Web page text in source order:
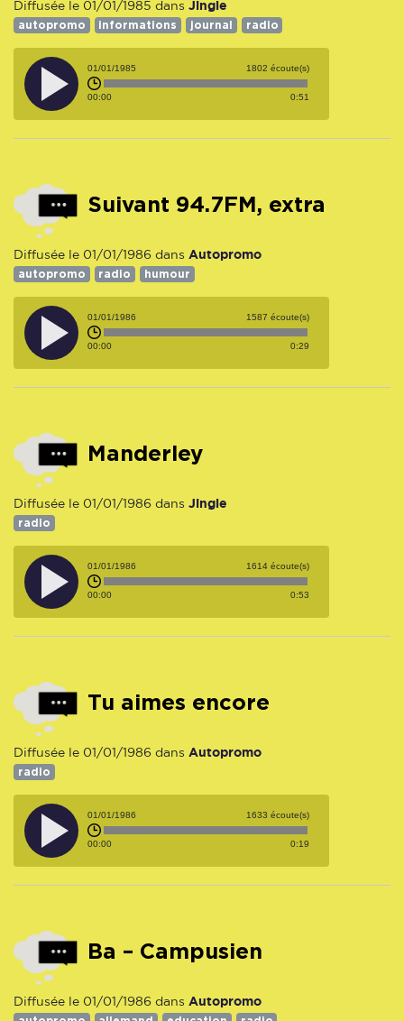
Diffusée le 01/01/1985 dans Jingle
autopromo informations journal radio
01/01/1985 1802 écoute(s)
00:00 0:51
Suivant 94.7FM, extra
Diffusée le 01/01/1986 dans Autopromo
autopromo radio humour
01/01/1986 1587 écoute(s)
00:00 0:29
Manderley
Diffusée le 01/01/1986 dans Jingle
radio
01/01/1986 1614 écoute(s)
00:00 0:53
Tu aimes encore
Diffusée le 01/01/1986 dans Autopromo
radio
01/01/1986 1633 écoute(s)
00:00 0:19
Ba – Campusien
Diffusée le 01/01/1986 dans Autopromo